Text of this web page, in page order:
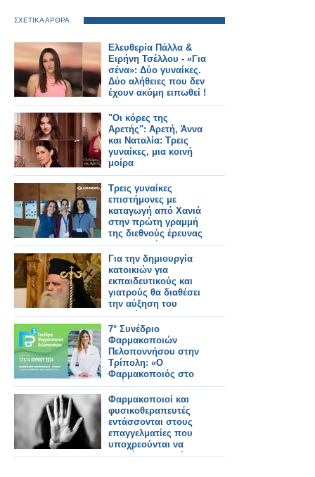
ΣΧΕΤΙΚΑ ΑΡΘΡΑ
Ελευθερία Πάλλα &
Ειρήνη Τσέλλου - «Για
σένα»: Δύο γυναίκες.
Δύο αλήθειες που δεν
έχουν ακόμη ειπωθεί !
Έρχεται στον Alpha!
"Οι κόρες της
Αρετής": Αρετή, Άννα
και Ναταλία: Τρεις
γυναίκες, μια κοινή
μοίρα
Τρεις γυναίκες
επιστήμονες με
καταγωγή από Χανιά
στην πρώτη γραμμή
της διεθνούς έρευνας
στη φυσική
Για την δημιουργία
κατοικιών για
εκπαιδευτικούς και
γιατρούς θα διαθέσει
την αύξηση του
μισθού του ο
Μητροπολίτης
Κυθήρων Σεραφείμ
7° Συνέδριο
Φαρμακοποιών
Πελοποννήσου στην
Τρίπολη: «Ο
Φαρμακοποιός στο
Επίκεντρο της
Σύγχρονης
Υγειονομικής
Φροντίδας»
Φαρμακοποιοί και
φυσικοθεραπευτές
εντάσσονται στους
επαγγελματίες που
υποχρεούνται να
αναφέρουν εγκλήματα